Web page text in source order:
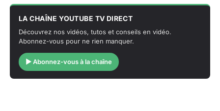
LA CHAÎNE YOUTUBE TV DIRECT
Découvrez nos vidéos, tutos et conseils en vidéo.
Abonnez-vous pour ne rien manquer.
▶ Abonnez-vous à la chaîne